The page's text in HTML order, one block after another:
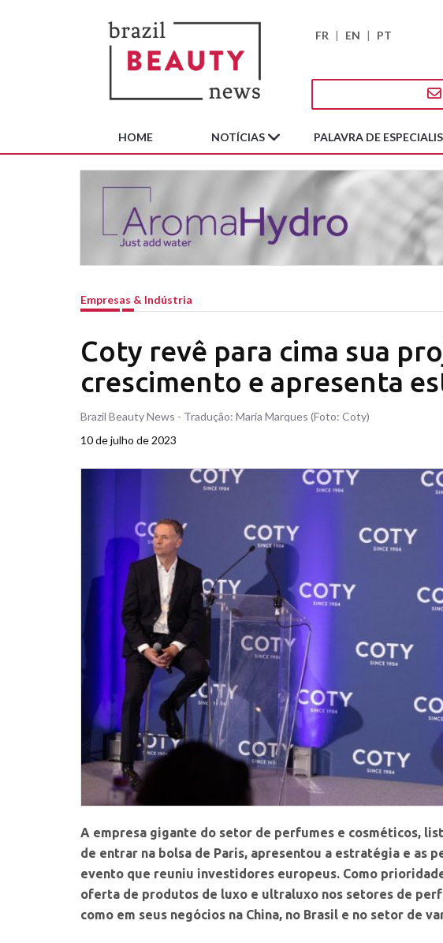
FR | EN | PT
HOME NOTÍCIAS PALAVRA DE
Empresas & Indústria
Coty revê para cima sua
crescimento e apresenta
Brazil Beauty News - Tradução: Maria Marques (Foto: Coty)
10 de julho de 2023
A empresa gigante do setor de perfumes e cosméticos,
de entrar na bolsa de Paris, apresentou a estratégia e as
evento que reuniu investidores europeus. Como
oferta de produtos de luxo e ultraluxo nos setores de
como em seus negócios na China, no Brasil e no setor de